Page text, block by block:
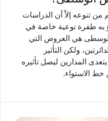
تنوعه إلاّ أن الدراسات
به طفرة نوعية خاصة في
الوسطى هي العروض التي
ولكن التأثير
المدارين ليصل تأثيره
خط الاستواء.